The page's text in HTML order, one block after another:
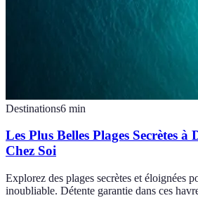
Destinations6 min
Les Plus Belles Plages Secrètes
Chez Soi
Explorez des plages secrètes et éloignées
inoubliable. Détente garantie dans ces